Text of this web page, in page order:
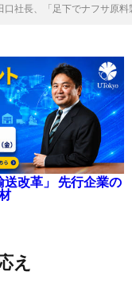
口社長、「足下でナフサ原
改革」 先行企業の
え